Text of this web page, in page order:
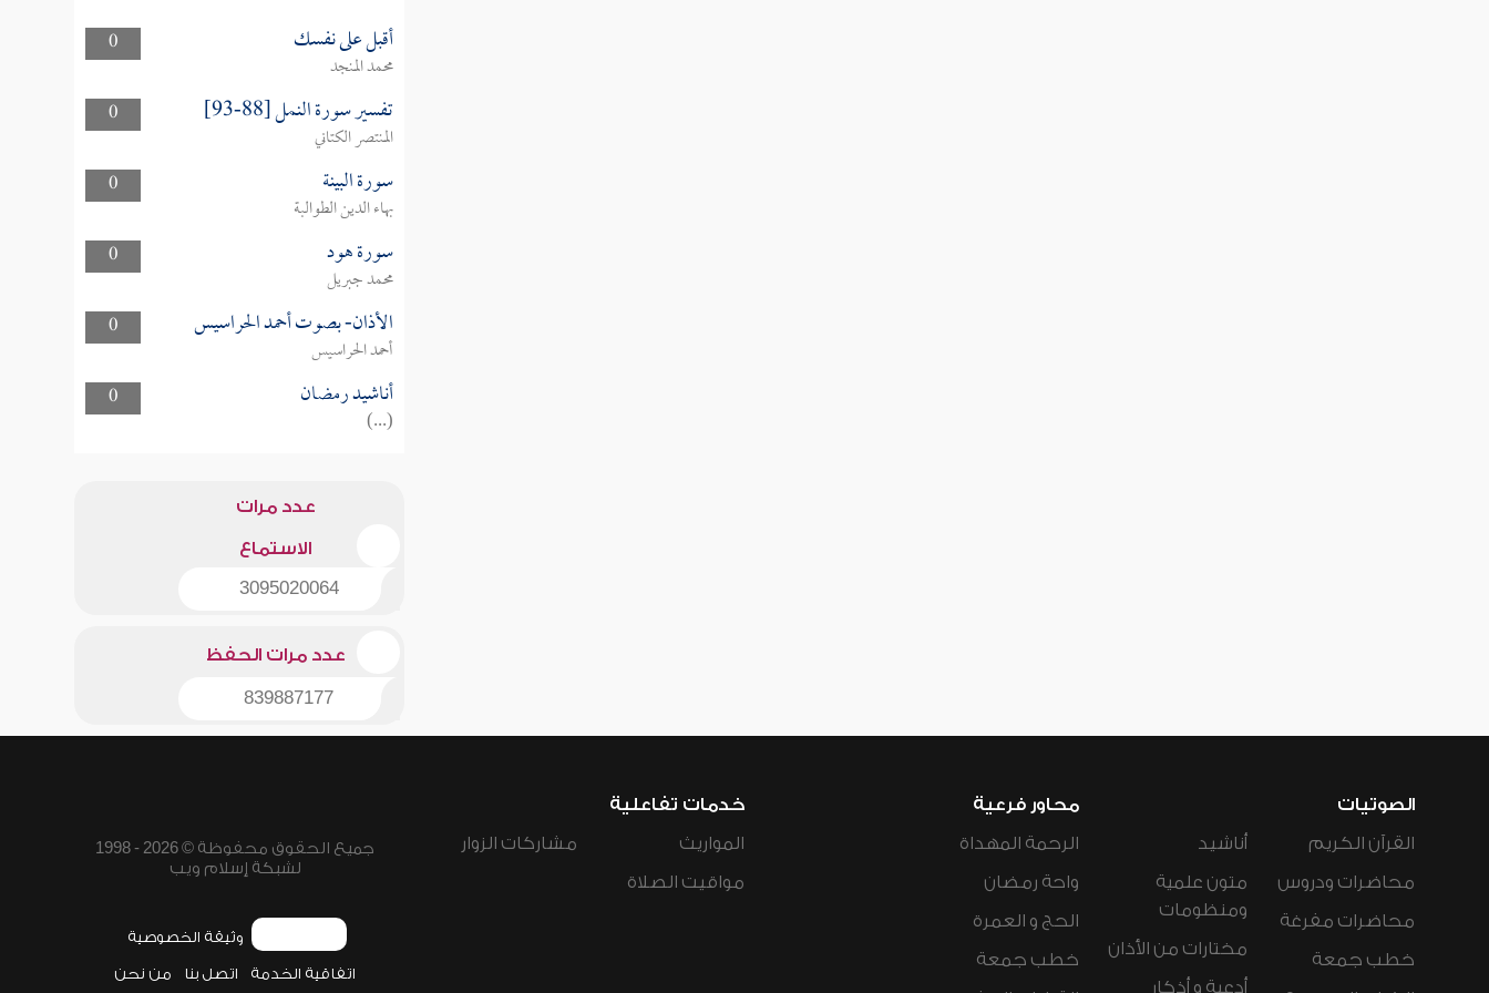
0 أقبل على نفسك
محمد المنجد
0
تفسير سورة النمل [88-93]
المنتصر الكتاني
0
سورة البينة
بهاء الدين الطوالبة
0
سورة هود
محمد جبريل
0
الأذان- بصوت أحمد الحراسيس
أحمد الحراسيس
0
أناشيد رمضان
(...)
عدد مرات
الاستماع
3095020064
عدد مرات الحفظ
839887177
الصوتيات
القرآن الكريم
محاضرات ودروس
محاضرات مفرغة
خطب جمعة
أناشيد
متون علمية
ومنظومات
مختارات من الأذان
أدعية و أذكار
محاور فرعية
الرحمة المهداة
واحة رمضان
الحج و العمرة
خطب جمعة
خدمات تفاعلية
المواريث
مواقيت الصلاة
مشاركات الزوار
جميع الحقوق محفوظة © 2026 - 1998
لشبكة إسلام ويب
وثيقة الخصوصية
اتفاقية الخدمة اتصل بنا من نحن